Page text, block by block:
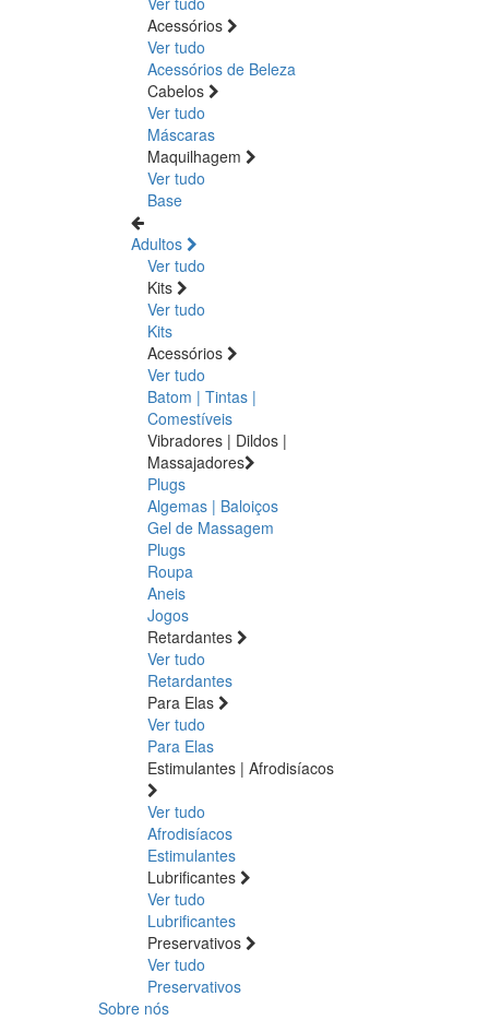
Acessórios
Ver tudo
Acessórios de Beleza
Cabelos
Ver tudo
Máscaras
Maquilhagem
Ver tudo
Base
Adultos
Ver tudo
Kits
Ver tudo
Kits
Acessórios
Ver tudo
Batom | Tintas |
Comestíveis
Vibradores | Dildos |
Massajadores
Plugs
Algemas | Baloiços
Gel de Massagem
Plugs
Roupa
Aneis
Jogos
Retardantes
Ver tudo
Retardantes
Para Elas
Ver tudo
Para Elas
Estimulantes | Afrodisíacos
Ver tudo
Afrodisíacos
Estimulantes
Lubrificantes
Ver tudo
Lubrificantes
Preservativos
Ver tudo
Preservativos
Sobre nós